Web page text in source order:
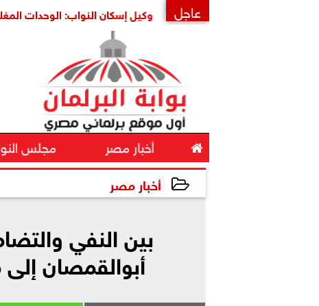
عاجل
وكيل إسكان النواب: الوحدات المغلقة ثروة
 أخبار مصر مجلس
أخبار مصر
بين النفي
أبوالقمصان